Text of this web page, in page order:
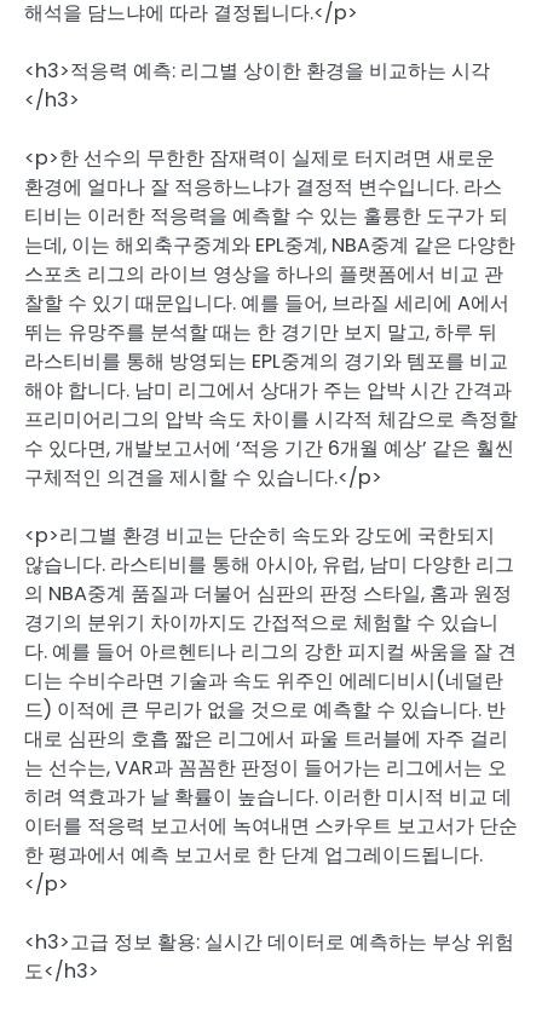
해석을 담느냐에 따라 결정됩니다.</p>
<h3>적응력 예측: 리그별 상이한 환경을 비교하는 시각
</h3>
<p>한 선수의 무한한 잠재력이 실제로 터지려면 새로운
환경에 얼마나 잘 적응하느냐가 결정적 변수입니다. 라스
티비는 이러한 적응력을 예측할 수 있는 훌륭한 도구가 되
는데, 이는 해외축구중계와 EPL중계, NBA중계 같은 다양한
스포츠 리그의 라이브 영상을 하나의 플랫폼에서 비교 관
찰할 수 있기 때문입니다. 예를 들어, 브라질 세리에 A에서
뛰는 유망주를 분석할 때는 한 경기만 보지 말고, 하루 뒤
라스티비를 통해 방영되는 EPL중계의 경기와 템포를 비교
해야 합니다. 남미 리그에서 상대가 주는 압박 시간 간격과
프리미어리그의 압박 속도 차이를 시각적 체감으로 측정할
수 있다면, 개발보고서에 ‘적응 기간 6개월 예상’ 같은 훨씬
구체적인 의견을 제시할 수 있습니다.</p>
<p>리그별 환경 비교는 단순히 속도와 강도에 국한되지
않습니다. 라스티비를 통해 아시아, 유럽, 남미 다양한 리그
의 NBA중계 품질과 더불어 심판의 판정 스타일, 홈과 원정
경기의 분위기 차이까지도 간접적으로 체험할 수 있습니
다. 예를 들어 아르헨티나 리그의 강한 피지컬 싸움을 잘 견
디는 수비수라면 기술과 속도 위주인 에레디비시(네덜란
드) 이적에 큰 무리가 없을 것으로 예측할 수 있습니다. 반
대로 심판의 호흡 짧은 리그에서 파울 트러블에 자주 걸리
는 선수는, VAR과 꼼꼼한 판정이 들어가는 리그에서는 오
히려 역효과가 날 확률이 높습니다. 이러한 미시적 비교 데
이터를 적응력 보고서에 녹여내면 스카우트 보고서가 단순
한 평과에서 예측 보고서로 한 단계 업그레이드됩니다.
</p>
<h3>고급 정보 활용: 실시간 데이터로 예측하는 부상 위험
도</h3>